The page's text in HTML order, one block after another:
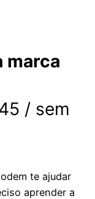
marca
/ sem
te ajudar
aprender a